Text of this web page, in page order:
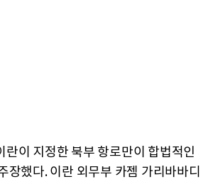
이 지정한 북부 항로만이 합법적인
장했다. 이란 외무부 카젬 가리바바디